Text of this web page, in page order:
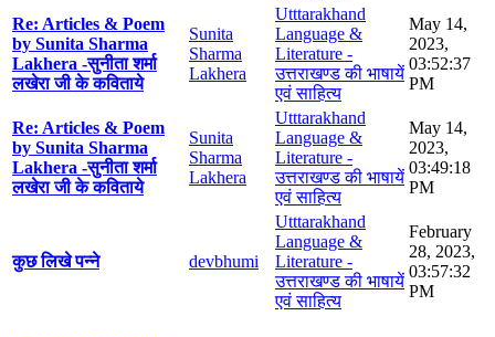
Re: Articles & Poem
by Sunita Sharma
Lakhera -सुनीता शर्मा
लखेरा जी के कविताये
Sunita
Sharma
Lakhera
Utttarakhand
Language &
Literature -
उत्तराखण्ड की भाषायें
एवं साहित्य
May 14,
2023,
03:52:37
PM
Re: Articles & Poem
by Sunita Sharma
Lakhera -सुनीता शर्मा
लखेरा जी के कविताये
Sunita
Sharma
Lakhera
Utttarakhand
Language &
Literature -
उत्तराखण्ड की भाषायें
एवं साहित्य
May 14,
2023,
03:49:18
PM
कुछ लिखे पन्ने devbhumi
Utttarakhand
Language &
Literature -
उत्तराखण्ड की भाषायें
एवं साहित्य
February
28, 2023,
03:57:32
PM